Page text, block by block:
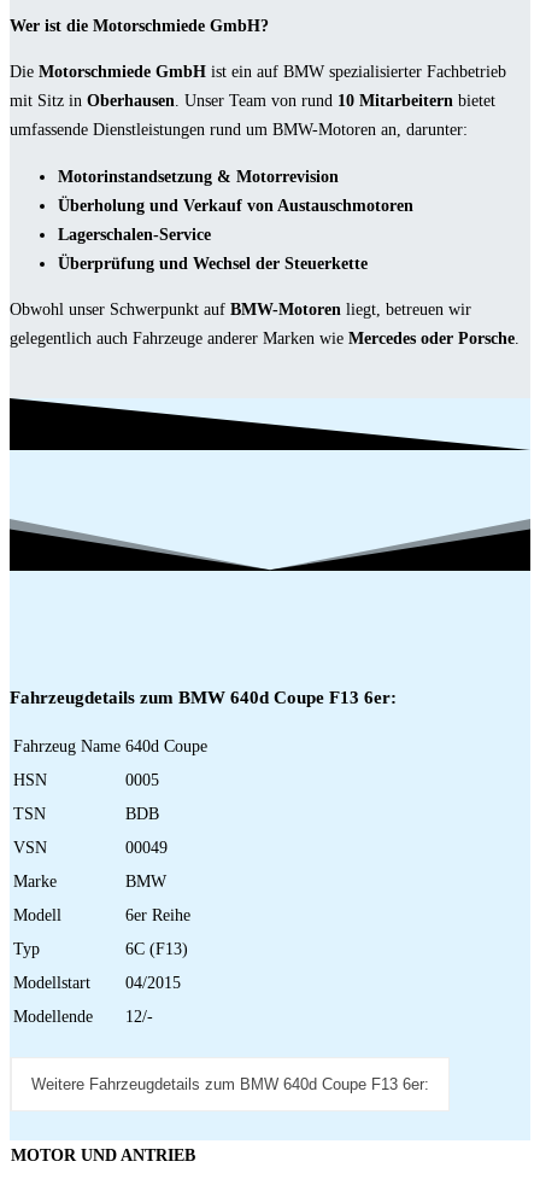
Wer ist die Motorschmiede GmbH?
Die Motorschmiede GmbH ist ein auf BMW spezialisierter Fachbetrieb
mit Sitz in Oberhausen. Unser Team von rund 10 Mitarbeitern bietet
umfassende Dienstleistungen rund um BMW-Motoren an, darunter:
Motorinstandsetzung & Motorrevision
Überholung und Verkauf von Austauschmotoren
Lagerschalen-Service
Überprüfung und Wechsel der Steuerkette
Obwohl unser Schwerpunkt auf BMW-Motoren liegt, betreuen wir
gelegentlich auch Fahrzeuge anderer Marken wie Mercedes oder Porsche
Fahrzeugdetails zum BMW 640d Coupe F13 6er:
Fahrzeug Name 640d Coupe
HSN
0005
TSN
BDB
VSN
00049
Marke
BMW
Modell
6er Reihe
Typ
6C (F13)
Modellstart
04/2015
Modellende
12/-
Weitere Fahrzeugdetails zum BMW 640d Coupe F13 6er:
MOTOR UND ANTRIEB